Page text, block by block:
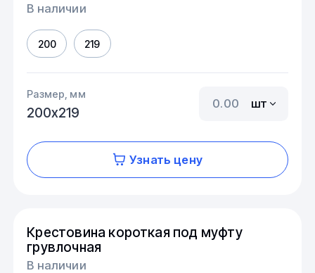
В наличии
200 219
Размер, мм
200х219
шт
Узнать цену
Крестовина короткая под муфту
грувлочная
В наличии